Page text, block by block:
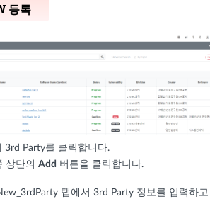
등록
3rd Party를 클릭합니다.
상단의 Add 버튼을 클릭합니다.
탭에서 3rd Party 정보를 입력하고